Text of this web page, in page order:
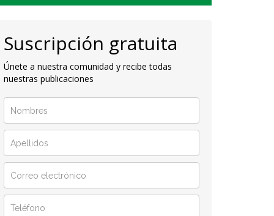
Suscripción gratuita
Únete a nuestra comunidad y recibe todas
nuestras publicaciones